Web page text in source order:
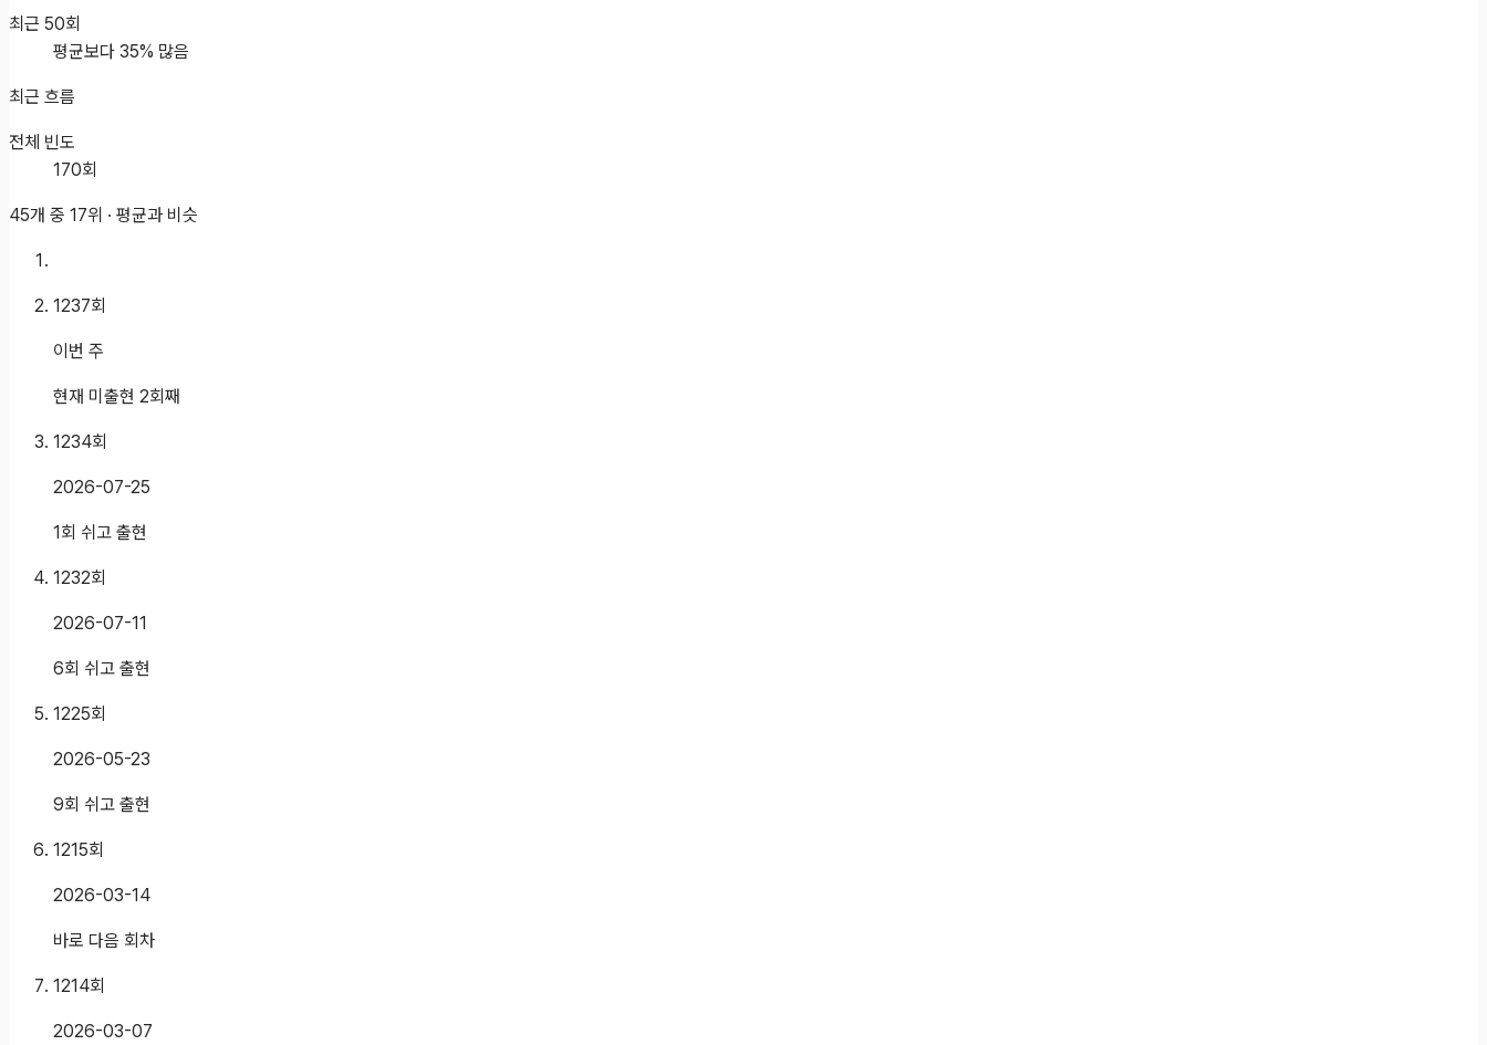
최근 50회
평균보다 35% 많음
최근 흐름
전체 빈도
170회
45개 중 17위 · 평균과 비슷
1237회
이번 주
현재 미출현 2회째
1234회
2026-07-25
1회 쉬고 출현
1232회
2026-07-11
6회 쉬고 출현
1225회
2026-05-23
9회 쉬고 출현
1215회
2026-03-14
바로 다음 회차
1214회
2026-03-07